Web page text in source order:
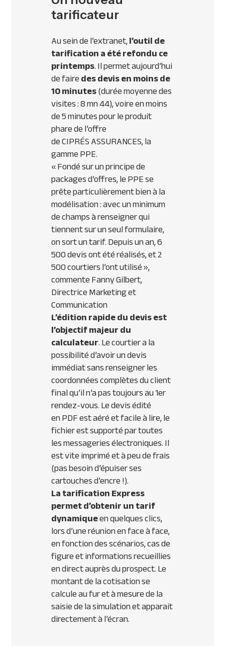
tarificateur
Au sein de l’extranet,l’outil de
tarification a été refondu ce
printemps. Il permet aujourd’hui
de fairedes devis en moins de
10 minutes(durée moyenne des
visites : 8 mn 44), voire en moins
de 5 minutes pour le produit
phare de l’offre
deCIPRÉSASSURANCES, la
gammePPE.
« Fondé sur un principe de
packages d’offres, lePPEse
prête particulièrement bien à la
modélisation : avec un minimum
de champs à renseigner qui
tiennent sur un seul formulaire,
on sort un tarif. Depuis un an, 6
500 devis ont été réalisés, et 2
500 courtiers l’ont utilisé »,
commente Fanny Gilbert,
Directrice Marketing et
Communication
L’édition rapide du devis est
l’objectif majeur du
calculateur. Le courtier a la
possibilité d’avoir un devis
immédiat sans renseigner les
coordonnées complètes du client
final qu’il n’a pas toujours au 1er
rendez-vous. Le devis édité
enPDFest aéré et facile à lire, le
fichier est supporté par toutes
les messageries électroniques. Il
est vite imprimé et à peu de frais
(pas besoin d’épuiser ses
cartouches d’encre !).
La tarification Express
permet d’obtenir un tarif
dynamiqueen quelques clics,
lors d’une réunion en face à face,
en fonction des scénarios, cas de
figure et informations recueillies
en direct auprès du prospect. Le
montant de la cotisation se
calcule au fur et à mesure de la
saisie de la simulation et apparait
directement à l’écran.